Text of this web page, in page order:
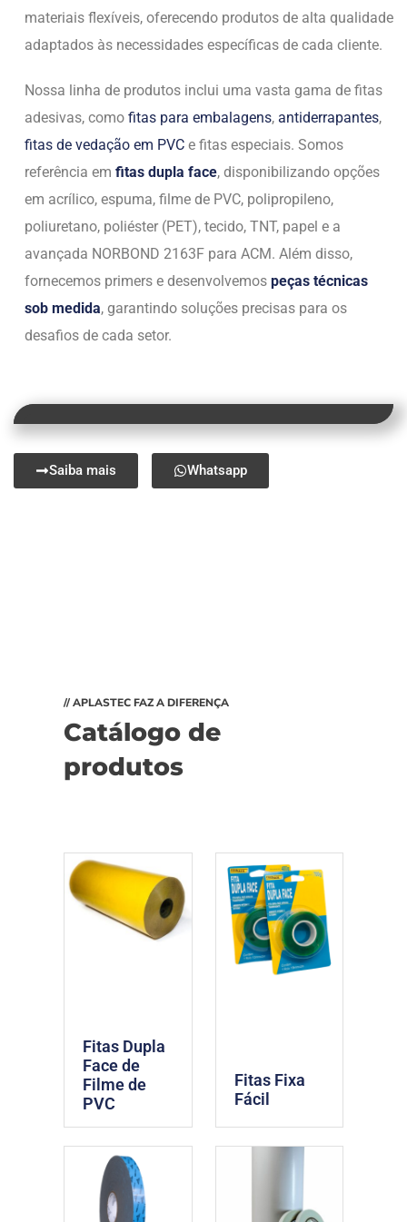
materiais flexíveis, oferecendo produtos de alta qualidade
adaptados às necessidades específicas de cada cliente.
Nossa linha de produtos inclui uma vasta gama de fitas
adesivas, como fitas para embalagens, antiderrapantes,
fitas de vedação em PVC e fitas especiais. Somos
referência em fitas dupla face, disponibilizando opções
em acrílico, espuma, filme de PVC, polipropileno,
poliuretano, poliéster (PET), tecido, TNT, papel e a
avançada NORBOND 2163F para ACM. Além disso,
fornecemos primers e desenvolvemos peças técnicas
sob medida, garantindo soluções precisas para os
desafios de cada setor.
Saiba mais Whatsapp
// APLASTEC FAZ A DIFERENÇA
Catálogo de
produtos
Fitas Dupla
Face de
Filme de
PVC
Fitas Fixa
Fácil